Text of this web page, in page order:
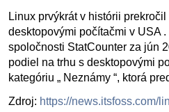
Linux prvýkrát v histórii
desktopovými počítačmi v USA
spoločnosti StatCounter za jún
podiel na trhu s desktopovými
kategóriu „ Neznámy “, ktorá
Zdroj: https://news.itsfoss.com/